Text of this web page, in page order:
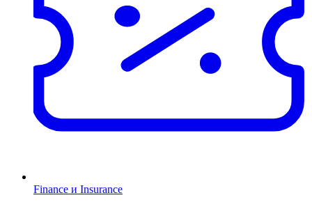
Finance и Insurance